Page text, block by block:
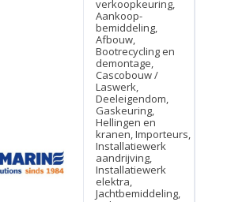
verkoopkeuring,
Aankoop-
bemiddeling,
Afbouw,
Bootrecycling en
demontage,
Cascobouw /
Laswerk,
Deeleigendom,
Gaskeuring,
Hellingen en
kranen, Importeurs,
Installatiewerk
aandrijving,
Installatiewerk
elektra,
Jachtbemiddeling,